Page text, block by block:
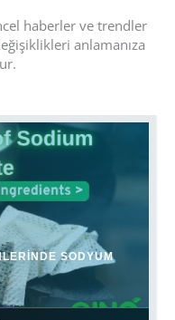
haberler ve trendler
anlamanıza
SODYUM